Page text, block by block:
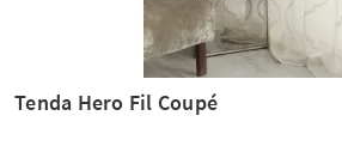
Tenda Hero Fil Coupé